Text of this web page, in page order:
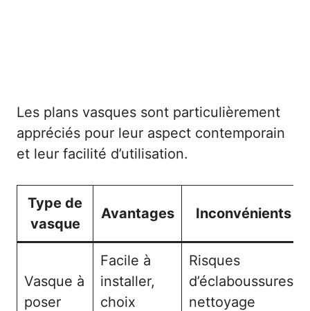
Les plans vasques sont particulièrement
appréciés pour leur aspect contemporain
et leur facilité d’utilisation.
Type de
vasque
Avantages Inconvénients
Vasque à
poser
Facile à
installer,
choix
Risques
d’éclaboussures,
nettoyage